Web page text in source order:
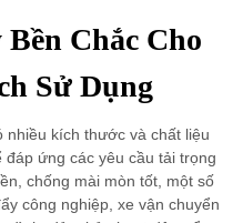
Chắc Cho
Sử Dụng
nhiều kích thước và chất liệu
đáp ứng các yêu cầu tải trọng
chống mài mòn tốt, một số
công nghiệp, xe vận chuyển